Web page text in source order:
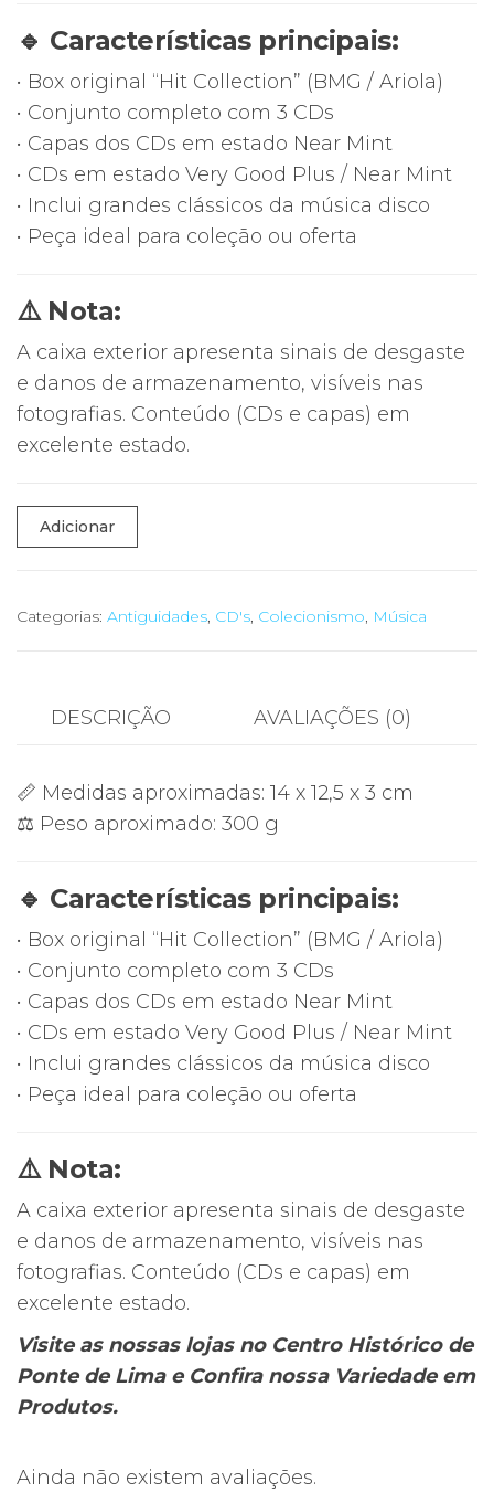
🔹 Características principais:
• Box original “Hit Collection” (BMG / Ariola)
• Conjunto completo com 3 CDs
• Capas dos CDs em estado Near Mint
• CDs em estado Very Good Plus / Near Mint
• Inclui grandes clássicos da música disco
• Peça ideal para coleção ou oferta
⚠️ Nota:
A caixa exterior apresenta sinais de desgaste
e danos de armazenamento, visíveis nas
fotografias. Conteúdo (CDs e capas) em
excelente estado.
Quantidade
de
Box
Boney
Collection
–
Songs
Daddy
Cool
Painter
Man
Adicionar
Categorias: Antiguidades, CD's, Colecionismo, Música
DESCRIÇÃO AVALIAÇÕES (0)
📏 Medidas aproximadas: 14 x 12,5 x 3 cm
⚖️ Peso aproximado: 300 g
🔹 Características principais:
• Box original “Hit Collection” (BMG / Ariola)
• Conjunto completo com 3 CDs
• Capas dos CDs em estado Near Mint
• CDs em estado Very Good Plus / Near Mint
• Inclui grandes clássicos da música disco
• Peça ideal para coleção ou oferta
⚠️ Nota:
A caixa exterior apresenta sinais de desgaste
e danos de armazenamento, visíveis nas
fotografias. Conteúdo (CDs e capas) em
excelente estado.
Visite as nossas lojas no Centro Histórico de
Ponte de Lima e Confira nossa Variedade em
Produtos.
Ainda não existem avaliações.